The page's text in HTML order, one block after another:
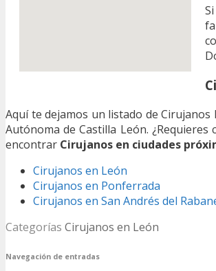
Aquí te dejamos un listado de
Autónoma de Castilla León.
encontrar Cirujanos en ciudades
Cirujanos en León
Cirujanos en Ponferrada
Cirujanos en San Andrés del
Categorías Cirujanos en León
Navegación de entradas